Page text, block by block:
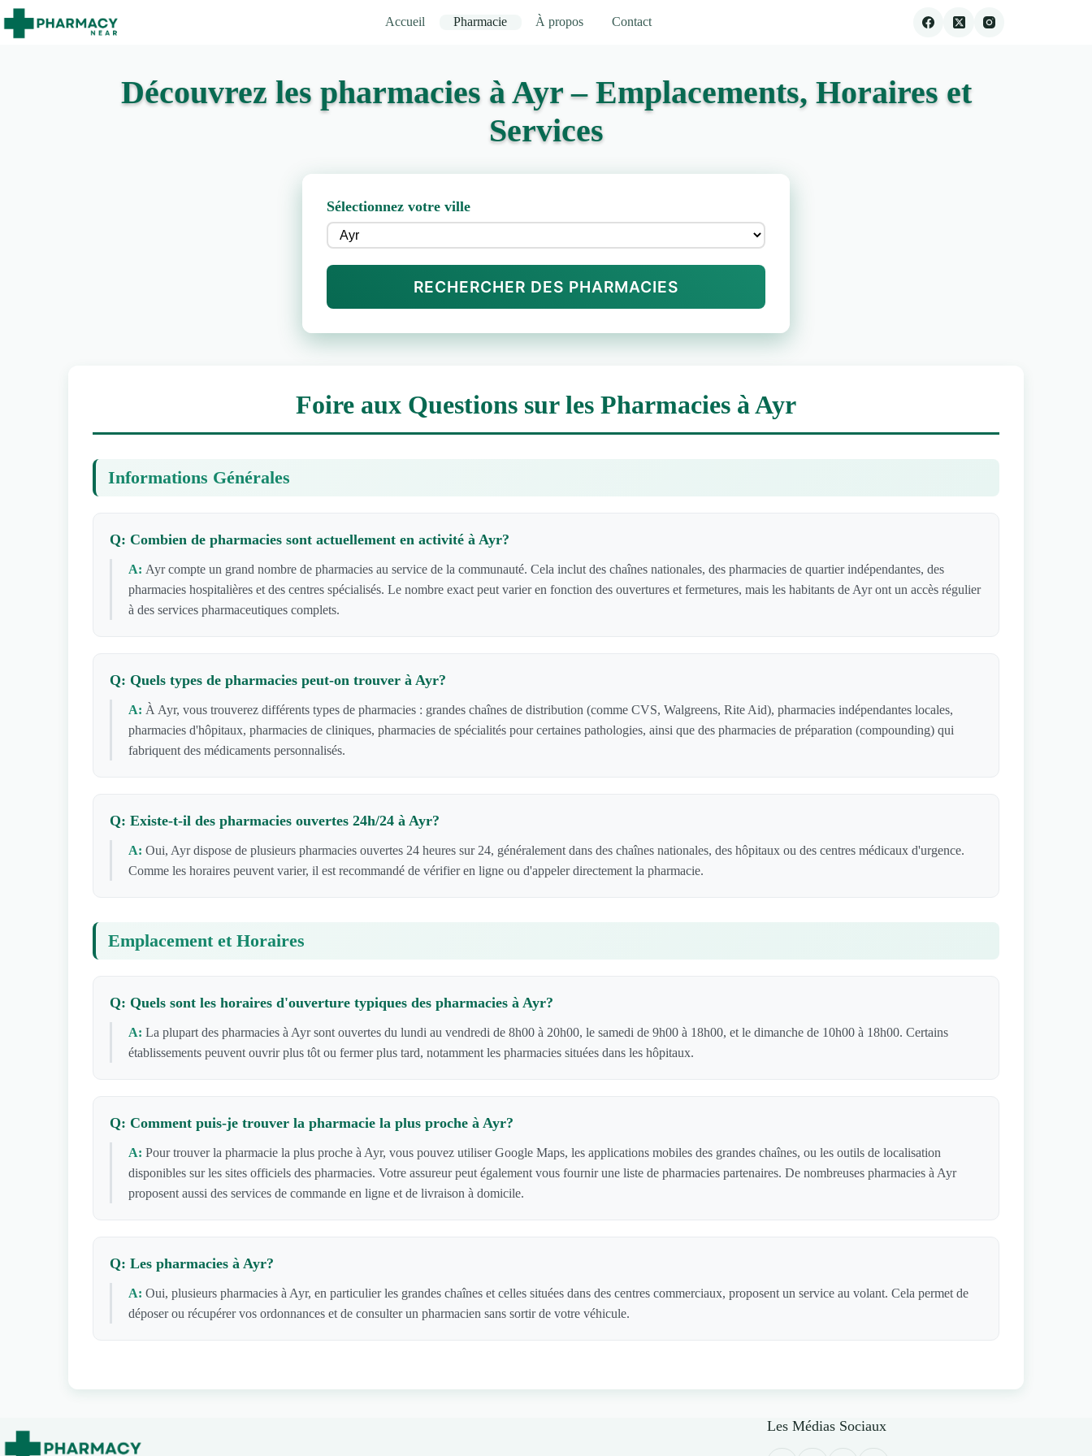
Accueil Pharmacie À propos Contact
Découvrez les pharmacies à Ayr – Emplacements, Horaires et
Services
Sélectionnez votre ville
RECHERCHER DES PHARMACIES
Foire aux Questions sur les Pharmacies à Ayr
Informations Générales
Q: Combien de pharmacies sont actuellement en activité à Ayr?
A: Ayr compte un grand nombre de pharmacies au service de la communauté. Cela inclut des chaînes nationales, des pharmacies de quartier indépendantes, des
pharmacies hospitalières et des centres spécialisés. Le nombre exact peut varier en fonction des ouvertures et fermetures, mais les habitants de Ayr ont un accès régulier
à des services pharmaceutiques complets.
Q: Quels types de pharmacies peut-on trouver à Ayr?
A: À Ayr, vous trouverez différents types de pharmacies : grandes chaînes de distribution (comme CVS, Walgreens, Rite Aid), pharmacies indépendantes locales,
pharmacies d'hôpitaux, pharmacies de cliniques, pharmacies de spécialités pour certaines pathologies, ainsi que des pharmacies de préparation (compounding) qui
fabriquent des médicaments personnalisés.
Q: Existe-t-il des pharmacies ouvertes 24h/24 à Ayr?
A: Oui, Ayr dispose de plusieurs pharmacies ouvertes 24 heures sur 24, généralement dans des chaînes nationales, des hôpitaux ou des centres médicaux d'urgence.
Comme les horaires peuvent varier, il est recommandé de vérifier en ligne ou d'appeler directement la pharmacie.
Emplacement et Horaires
Q: Quels sont les horaires d'ouverture typiques des pharmacies à Ayr?
A: La plupart des pharmacies à Ayr sont ouvertes du lundi au vendredi de 8h00 à 20h00, le samedi de 9h00 à 18h00, et le dimanche de 10h00 à 18h00. Certains
établissements peuvent ouvrir plus tôt ou fermer plus tard, notamment les pharmacies situées dans les hôpitaux.
Q: Comment puis-je trouver la pharmacie la plus proche à Ayr?
A: Pour trouver la pharmacie la plus proche à Ayr, vous pouvez utiliser Google Maps, les applications mobiles des grandes chaînes, ou les outils de localisation
disponibles sur les sites officiels des pharmacies. Votre assureur peut également vous fournir une liste de pharmacies partenaires. De nombreuses pharmacies à Ayr
proposent aussi des services de commande en ligne et de livraison à domicile.
Q: Les pharmacies à Ayr?
A: Oui, plusieurs pharmacies à Ayr, en particulier les grandes chaînes et celles situées dans des centres commerciaux, proposent un service au volant. Cela permet de
déposer ou récupérer vos ordonnances et de consulter un pharmacien sans sortir de votre véhicule.
Les Médias Sociaux